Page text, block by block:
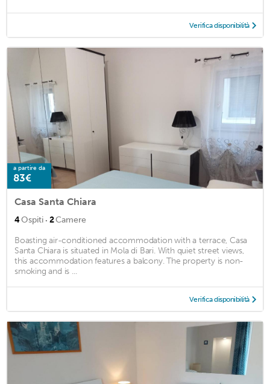
Verifica disponibilità
a partire da
83€
Casa Santa Chiara
4Ospiti · 2Camere
Boasting air-conditioned accommodation with a terrace, Casa
Santa Chiara is situated in Mola di Bari. With quiet street views,
this accommodation features a balcony. The property is non-
smoking and is ...
Verifica disponibilità